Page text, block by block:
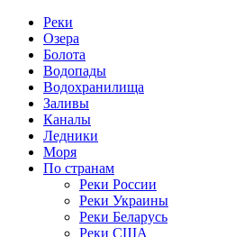
Реки
Озера
Болота
Водопады
Водохранилища
Заливы
Каналы
Ледники
Моря
По странам
Реки России
Реки Украины
Реки Беларусь
Реки США